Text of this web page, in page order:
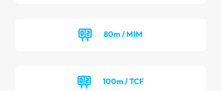
80m / MIM
100m / TCF